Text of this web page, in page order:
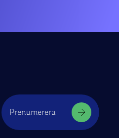
Prenumerera